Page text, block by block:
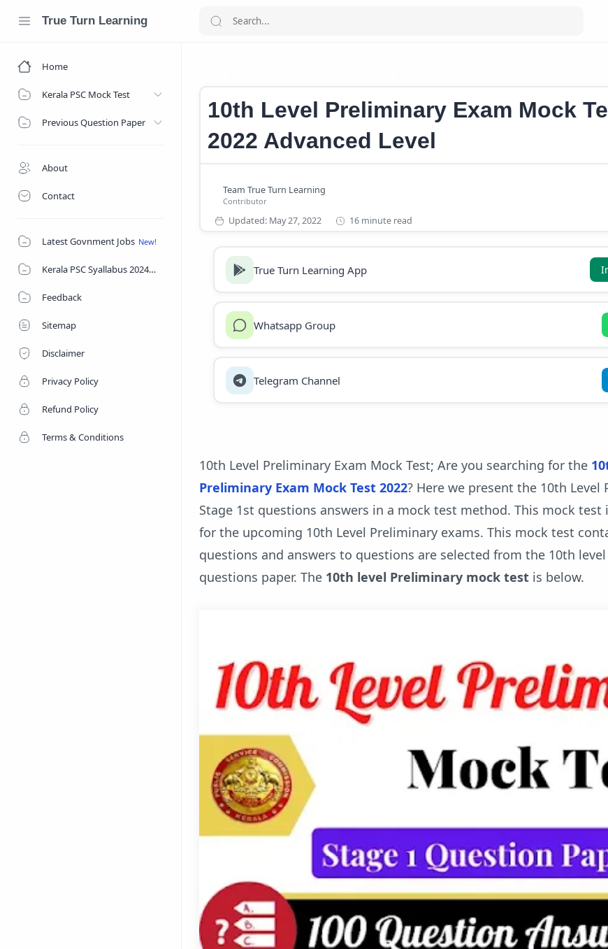
True Turn Learning
Home
Kerala PSC Mock Test
Previous Question Paper
About
Contact
Latest Govnment Jobs
Kerala PSC Syallabus 2024
Feedback
Sitemap
Disclaimer
Privacy Policy
Refund Policy
Terms & Conditions
10th Level Preliminary Exam Mock
2022 Advanced Level
16 minute read
True Turn Learning App
Whatsapp Group
Telegram Channel
10th Level Preliminary Exam Mock Test; Are you searching for the
Preliminary Exam Mock Test 2022? Here we present the 10th Level
Stage 1st questions answers in a mock test method. This mock test
for the upcoming 10th Level Preliminary exams. This mock test
questions and answers to questions are selected from the 10th
questions paper. The 10th level Preliminary mock test is below.